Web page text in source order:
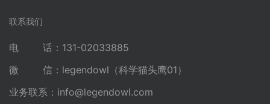
联系我们
电 话：131-02033885
微 信：legendowl（科学猫头鹰01）
业务联系： info@legendowl.com